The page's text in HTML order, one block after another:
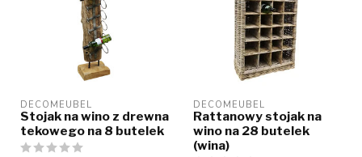
DECOMEUBEL
Stojak na wino z drewna
tekowego na 8 butelek
DECOMEUBEL
Rattanowy stojak na
wino na 28 butelek
(wina)